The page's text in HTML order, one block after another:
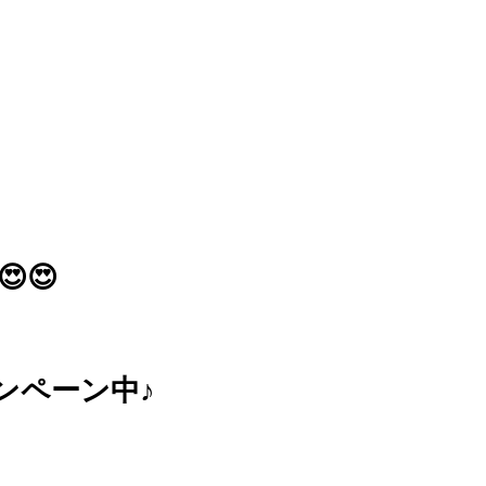
ペーン中♪